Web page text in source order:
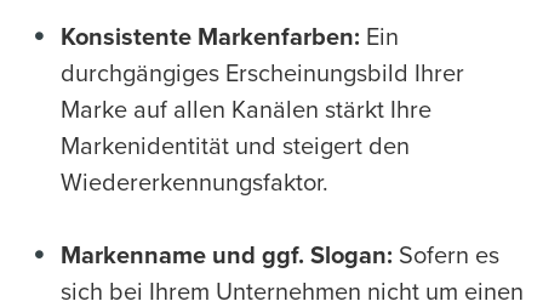
Konsistente Markenfarben: Ein
durchgängiges Erscheinungsbild Ihrer
Marke auf allen Kanälen stärkt Ihre
Markenidentität und steigert den
Wiedererkennungsfaktor.
Markenname und ggf. Slogan: Sofern es
sich bei Ihrem Unternehmen nicht um einen